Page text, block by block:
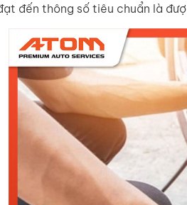
đến thông số tiêu chuẩn là